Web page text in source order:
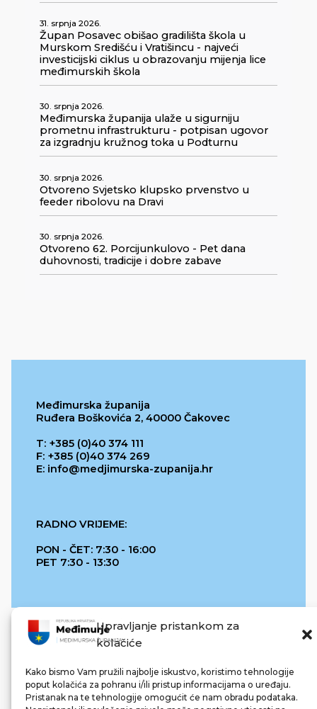
Upravljanje pristankom za
kolačiće
Kako bismo Vam pružili najbolje iskustvo, koristimo tehnologije
poput kolačića za pohranu i/ili pristup informacijama o uređaju.
Pristanak na te tehnologije omogućit će nam obradu podataka.
31. srpnja 2026.
Župan Posavec obišao gradilišta škola u
Murskom Središću i Vratišincu - najveći
investicijski ciklus u obrazovanju mijenja lice
međimurskih škola
30. srpnja 2026.
Međimurska županija ulaže u sigurniju
prometnu infrastrukturu - potpisan ugovor
za izgradnju kružnog toka u Podturnu
30. srpnja 2026.
Otvoreno Svjetsko klupsko prvenstvo u
feeder ribolovu na Dravi
30. srpnja 2026.
Otvoreno 62. Porcijunkulovo - Pet dana
duhovnosti, tradicije i dobre zabave
Međimurska županija
Ruđera Boškovića 2, 40000 Čakovec
T: +385 (0)40 374 111
F: +385 (0)40 374 269
E: info@medjimurska-zupanija.hr
RADNO VRIJEME:
PON - ČET: 7:30 - 16:00
PET 7:30 - 13:30